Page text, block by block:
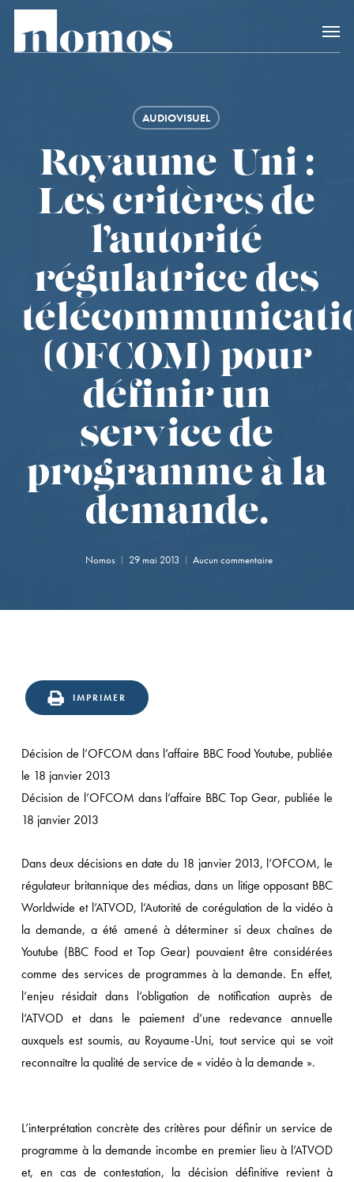
Skip
main
Accès rapide
AUDIOVISUEL
Royaume-Uni :
Les critères de
l’autorité
régulatrice des
(OFCOM) pour
définir un
service de
programme à la
demande.
Nomos 29 mai 2013 Aucun commentaire
IMPRIMER
Décision de l’OFCOM dans l’affaire BBC Food Youtube, publiée
le 18 janvier 2013
Décision de l’OFCOM dans l’affaire BBC Top Gear, publiée le
18 janvier 2013
Dans deux décisions en date du 18 janvier 2013, l’OFCOM, le
régulateur britannique des médias, dans un litige opposant BBC
Worldwide et l’ATVOD, l’Autorité de corégulation de la vidéo à
la demande, a été amené à déterminer si deux chaînes de
Youtube (BBC Food et Top Gear) pouvaient être considérées
comme des services de programmes à la demande. En effet,
l’enjeu résidait dans l’obligation de notification auprès de
l’ATVOD et dans le paiement d’une redevance annuelle
auxquels est soumis, au Royaume-Uni, tout service qui se voit
reconnaître la qualité de service de « vidéo à la demande ».
L’interprétation concrète des critères pour définir un service de
programme à la demande incombe en premier lieu à l’ATVOD
et, en cas de contestation, la décision définitive revient à